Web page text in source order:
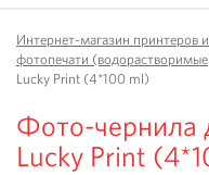
Интернет-магазин
фотопечати
Lucky Print (4*100 ml)
Фото-чернила
Lucky Print